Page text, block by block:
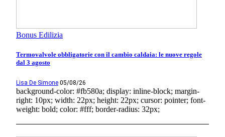
Bonus Edilizia
Termovalvole obbligatorie con il cambio caldaia: le nuove regole
dal 3 agosto
Lisa De Simone 05/08/26
background-color: #fb580a; display: inline-block; margin-
right: 10px; width: 22px; height: 22px; cursor: pointer; font-
weight: bold; color: #fff; border-radius: 32px;